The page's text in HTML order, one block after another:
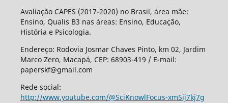
Avaliação CAPES (2017-2020) no Brasil, área mãe:
Ensino, Qualis B3 nas áreas: Ensino, Educação,
História e Psicologia.
Endereço: Rodovia Josmar Chaves Pinto, km 02, Jardim
Marco Zero, Macapá, CEP: 68903-419 / E-mail:
paperskf@gmail.com
Rede social:
http://www.youtube.com/@SciKnowlFocus-xm5ij7kj7g